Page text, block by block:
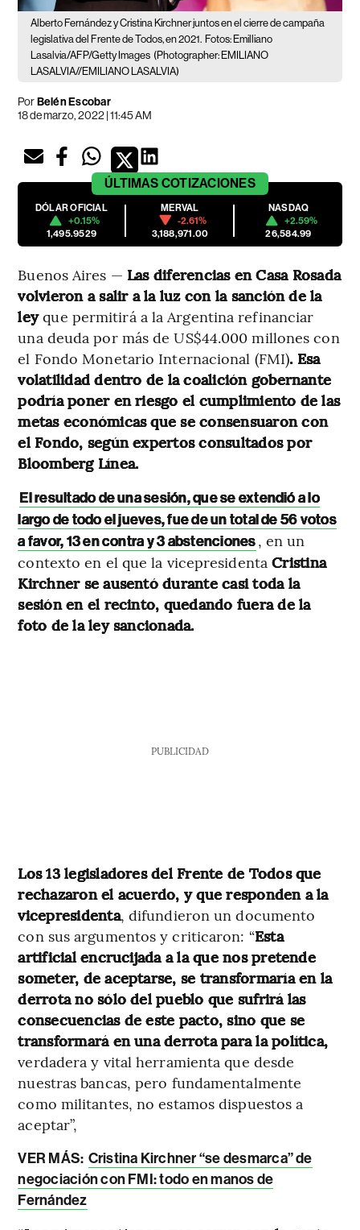
Alberto Fernández y Cristina Kirchner juntos en el cierre de campaña
legislativa del Frente de Todos, en 2021. Fotos: Emilliano
Lasalvia/AFP/Getty Images (Photographer: EMILIANO
LASALVIA//EMILIANO LASALVIA)
PorBelén Escobar
18 de marzo, 2022 | 11:45 AM
ÚLTIMAS COTIZACIONES
DÓLAR OFICIAL
+0.15%
1,495.9529
MERVAL
-2.61%
3,188,971.00
NASDAQ
+2.59%
26,584.99
Buenos Aires — Las diferencias en Casa Rosada
volvieron a salir a la luz con la sanción de la
leyque permitirá a la Argentina refinanciar
una deuda por más de US$44.000 millones con
el Fondo Monetario Internacional (FMI). Esa
volatilidad dentro de la coalición gobernante
podría poner en riesgo el cumplimiento de las
metas económicas que se consensuaron con
el Fondo, según expertos consultados por
Bloomberg Línea.
El resultado de una sesión, que se extendió a lo
largo de todo el jueves, fue de un total de 56 votos
a favor, 13 en contra y 3 abstenciones, en un
contexto en el que la vicepresidentaCristina
Kirchner se ausentó durante casi toda la
sesión en el recinto, quedando fuera de la
foto de la ley sancionada.
PUBLICIDAD
Los 13 legisladores del Frente de Todos que
rechazaron el acuerdo, y que responden a la
vicepresidenta, difundieron un documento
con sus argumentos y criticaron: “Esta
artificial encrucijada a la que nos pretende
someter, de aceptarse, se transformaría en la
derrota no sólo del pueblo que sufrirá las
consecuencias de este pacto, sino que se
transformará en una derrota para la política,
verdadera y vital herramienta que desde
nuestras bancas, pero fundamentalmente
como militantes, no estamos dispuestos a
aceptar”,
VER MÁS: Cristina Kirchner “se desmarca” de
negociación con FMI: todo en manos de
Fernández